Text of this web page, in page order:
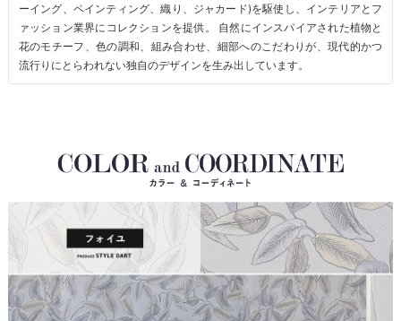
ーイング、ペインティング、織り、ジャカード)を駆使し、インテリアとフ
ァッション業界にコレクションを提供。 自然にインスパイアされた植物と
花のモチーフ、色の調和、組み合わせ、細部へのこだわりが、現代的かつ
流行りにとらわれない独自のデザインを生み出しています。